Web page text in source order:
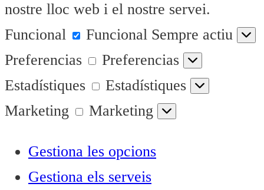
nostre lloc web i el nostre servei.
Funcional
Funcional Sempre actiu
Preferencias
Preferencias
Estadístiques
Estadístiques
Marketing
Marketing
Gestiona les opcions
Gestiona els serveis